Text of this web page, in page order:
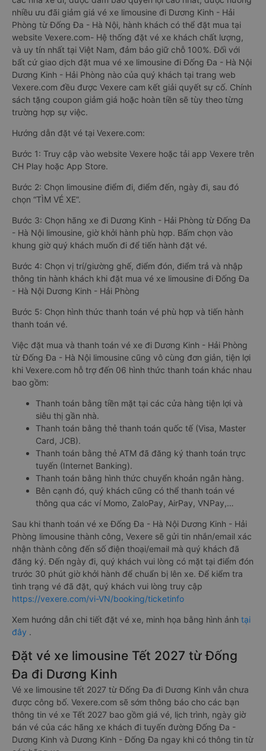
nhiều ưu đãi giảm giá vé xe limousine đi Dương Kinh - Hải
Phòng từ Đống Đa - Hà Nội, hành khách có thể đặt mua tại
website Vexere.com- Hệ thống đặt vé xe khách chất lượng,
và uy tín nhất tại Việt Nam, đảm bảo giữ chỗ 100%. Đối với
bất cứ giao dịch đặt mua vé xe limousine đi Đống Đa - Hà Nội
Dương Kinh - Hải Phòng nào của quý khách tại trang web
Vexere.com đều được Vexere cam kết giải quyết sự cố. Chính
sách tặng coupon giảm giá hoặc hoàn tiền sẽ tùy theo từng
trường hợp sự việc.
Hướng dẫn đặt vé tại Vexere.com:
Bước 1: Truy cập vào website Vexere hoặc tải app Vexere trên
CH Play hoặc App Store.
Bước 2: Chọn limousine điểm đi, điểm đến, ngày đi, sau đó
chọn “TÌM VÉ XE”.
Bước 3: Chọn hãng xe đi Dương Kinh - Hải Phòng từ Đống Đa
- Hà Nội limousine, giờ khởi hành phù hợp. Bấm chọn vào
khung giờ quý khách muốn đi để tiến hành đặt vé.
Bước 4: Chọn vị trí/giường ghế, điểm đón, điểm trả và nhập
thông tin hành khách khi đặt mua vé xe limousine đi Đống Đa
- Hà Nội Dương Kinh - Hải Phòng
Bước 5: Chọn hình thức thanh toán vé phù hợp và tiến hành
thanh toán vé.
Việc đặt mua và thanh toán vé xe đi Dương Kinh - Hải Phòng
từ Đống Đa - Hà Nội limousine cũng vô cùng đơn giản, tiện lợi
khi Vexere.com hỗ trợ đến 06 hình thức thanh toán khác nhau
bao gồm:
Thanh toán bằng tiền mặt tại các cửa hàng tiện lợi và
siêu thị gần nhà.
Thanh toán bằng thẻ thanh toán quốc tế (Visa, Master
Card, JCB).
Thanh toán bằng thẻ ATM đã đăng ký thanh toán trực
tuyến (Internet Banking).
Thanh toán bằng hình thức chuyển khoản ngân hàng.
Bên cạnh đó, quý khách cũng có thể thanh toán vé
thông qua các ví Momo, ZaloPay, AirPay, VNPay,…
Sau khi thanh toán vé xe Đống Đa - Hà Nội Dương Kinh - Hải
Phòng limousine thành công, Vexere sẽ gửi tin nhắn/email xác
nhận thành công đến số điện thoại/email mà quý khách đã
đăng ký. Đến ngày đi, quý khách vui lòng có mặt tại điểm đón
trước 30 phút giờ khởi hành để chuẩn bị lên xe. Để kiểm tra
tình trạng vé đã đặt, quý khách vui lòng truy cập
https://vexere.com/vi-VN/booking/ticketinfo
Xem hướng dẫn chi tiết đặt vé xe, minh họa bằng hình ảnh tại
đây .
Đặt vé xe limousine Tết 2027 từ Đống
Đa đi Dương Kinh
Vé xe limousine tết 2027 từ Đống Đa đi Dương Kinh vẫn chưa
được công bố. Vexere.com sẽ sớm thông báo cho các bạn
thông tin vé xe Tết 2027 bao gồm giá vé, lịch trình, ngày giờ
bán vé của các hãng xe khách đi tuyến đường Đống Đa -
Dương Kinh và Dương Kinh - Đống Đa ngay khi có thông tin từ